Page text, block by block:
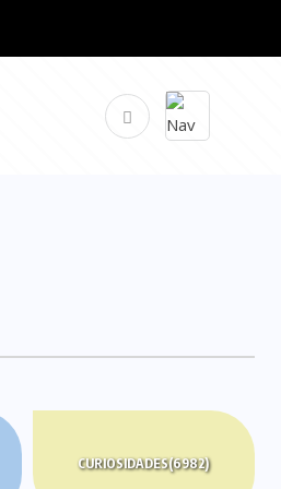
CURIOSIDADES(6982)